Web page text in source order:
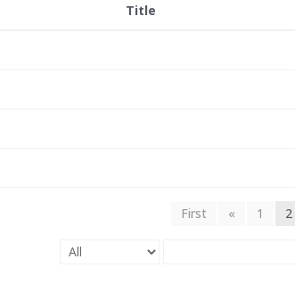
Title
First « 1 2